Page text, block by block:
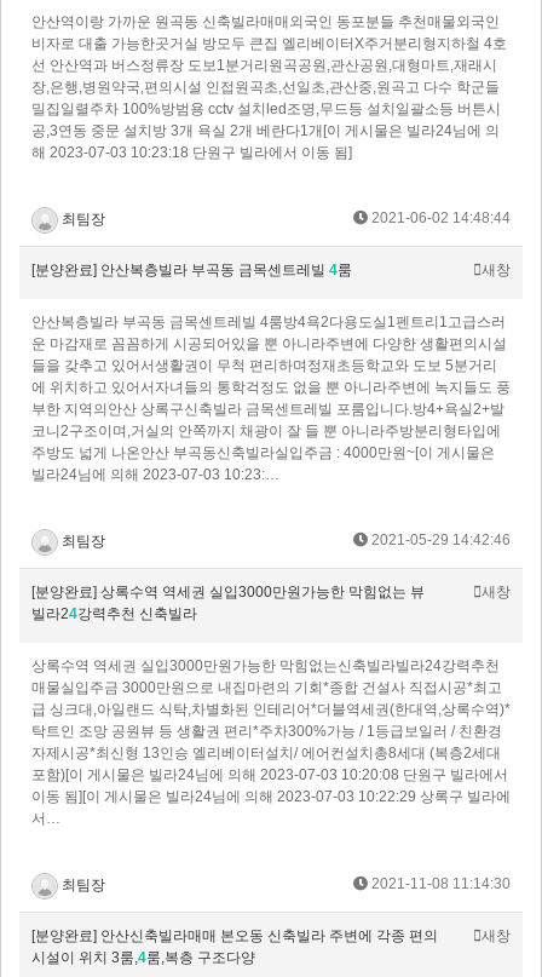
안산역이랑 가까운 원곡동 신축빌라매매외국인 동포분들 추천매물외국인
비자로 대출 가능한곳거실 방모두 큰집 엘리베이터X주거분리형지하철 4호
선 안산역과 버스정류장 도보1분거리원곡공원,관산공원,대형마트,재래시
장,은행,병원약국,편의시설 인접원곡초,선일초,관산중,원곡고 다수 학군들
밀집일렬주차 100%방범용 cctv 설치led조명,무드등 설치일괄소등 버튼시
공,3연동 중문 설치방 3개 욕실 2개 베란다1개[이 게시물은 빌라24님에 의
해 2023-07-03 10:23:18 단원구 빌라에서 이동 됨]
최팀장 2021-06-02 14:48:44
[분양완료] 안산복층빌라 부곡동 금목센트레빌 4룸 새창
안산복층빌라 부곡동 금목센트레빌 4룸방4욕2다용도실1펜트리1​고급스러
운 마감재로 꼼꼼하게 시공되어있을 뿐 아니라주변에 다양한 생활편의시설
들 을 갖추고 있어서생활권이 무척 편리하며정재초등학교와 도보 5분거리
에 위치하고 있어서자녀들의 통학걱정도 없을 뿐 아니라주변에 녹지들도 풍
부한 지역의​안산 상록구신축빌라 금목센트레빌 포룸입니다.방4+욕실2+발
코니2구조이며,거실의 안쪽까지 채광이 잘 들 뿐 아니라주방분리형타입에
주방도 넓게 나온안산 부곡동신축빌라실입주금 : 4000만원~​[이 게시물은
빌라24님에 의해 2023-07-03 10:23:…
최팀장 2021-05-29 14:42:46
[분양완료] 상록수역 역세권 실입3000만원가능한 막힘없는 뷰
빌라24강력추천 신축빌라
새창
상록수역 역세권 실입3000만원가능한 막힘없는신축빌라빌라24강력추천
매물실입주금 3000만원으로 내집마련의 기회*종합 건설사 직접시공*최고
급 싱크대,아일랜드 식탁,차별화된 인테리어*더블역세권(한대역,상록수역)*
탁트인 조망 공원뷰 등 생활권 편리*주차300%가능 / 1등급보일러 / 친환경
자제시공*최신형 13인승 엘리베이터설치/ 에어컨설치총8세대 (복층2세대
포함)[이 게시물은 빌라24님에 의해 2023-07-03 10:20:08 단원구 빌라에서
이동 됨][이 게시물은 빌라24님에 의해 2023-07-03 10:22:29 상록구 빌라에
서…
최팀장 2021-11-08 11:14:30
[분양완료] 안산신축빌라매매 본오동 신축빌라 주변에 각종 편의
시설이 위치 3룸,4룸,복층 구조다양
새창